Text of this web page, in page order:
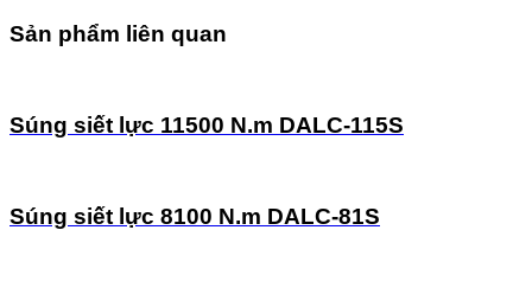
Sản phẩm liên quan
Súng siết lực 11500 N.m DALC-115S
Súng siết lực 8100 N.m DALC-81S